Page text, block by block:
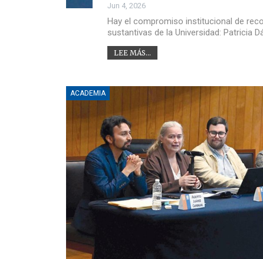
Jun 4, 2026
Hay el compromiso institucional de
sustantivas de la Universidad: Patricia
LEE MÁS...
ACADEMIA